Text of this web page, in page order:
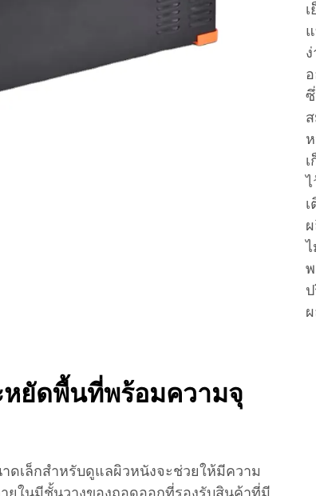
ยัดพื้นที่พร้อมความจุ
ดเล็กสําหรับดูแลผิวหนังจะช่วยให้มีความ